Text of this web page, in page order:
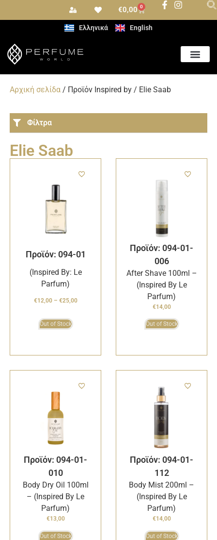
€0,00 0
Ελληνικά English
Αρχική σελίδα / Προϊόν Inspired by / Elie Saab
Φίλτρα
Elie Saab
Προϊόν: 094-01
(Inspired By: Le
Parfum)
€12,00 – €25,00
Out of Stock
Προϊόν: 094-01-
006
After Shave 100ml –
(Inspired By Le
Parfum)
€14,00
Out of Stock
Προϊόν: 094-01-
010
Body Dry Oil 100ml
– (Inspired By Le
Parfum)
€13,00
Out of Stock
Προϊόν: 094-01-
112
Body Mist 200ml –
(Inspired By Le
Parfum)
€14,00
Out of Stock